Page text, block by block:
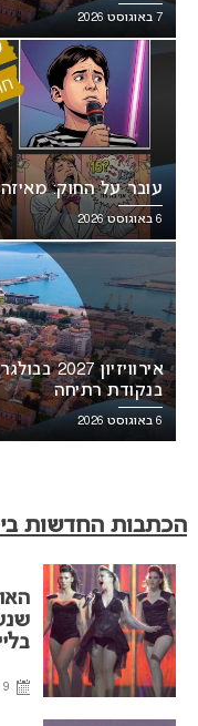
7 באוגוסט 2026
עובר על החוק: מאיזה
6 באוגוסט 2026
בנקודת רתיחה
6 באוגוסט 2026
הכתבות החדשות
9 באוגוסט 2026